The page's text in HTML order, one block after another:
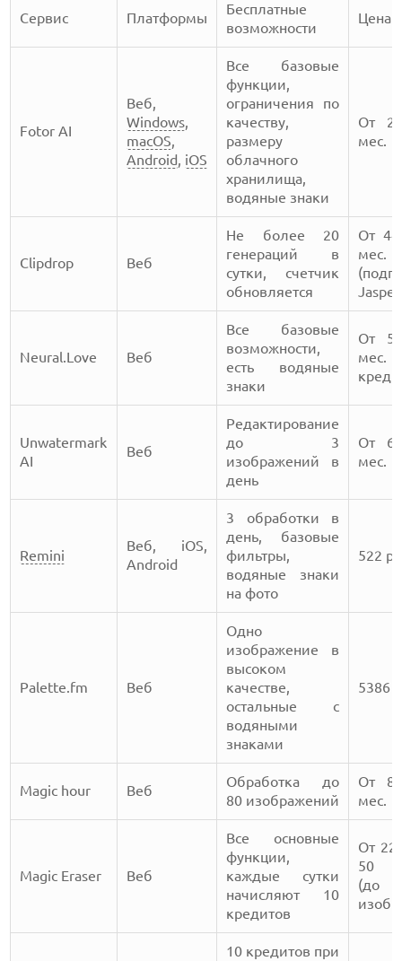
Сервис Платформы
Бесплатные
возможности
Цена
Fotor AI
Веб,
Windows,
macOS,
Android, iOS
Все базовые
функции,
ограничения по
качеству,
размеру
облачного
хранилища,
водяные знаки
От
мес.
Clipdrop Веб
Не более 20
генераций в
сутки, счетчик
обновляется
От
мес.
Neural.Love Веб
Все базовые
возможности,
есть водяные
знаки
От
мес.
Unwatermark
AI
Веб
Редактирование
до 3
изображений в
день
От
мес.
Remini
Веб, iOS,
Android
3 обработки в
день, базовые
фильтры,
водяные знаки
на фото
522
Palette.fm Веб
Одно
изображение в
высоком
качестве,
остальные с
водяными
знаками
5386
Magic hour Веб
Обработка до
80 изображений
От
мес.
Magic Eraser Веб
Все основные
функции,
каждые сутки
начисляют 10
кредитов
От
50
10 кредитов при